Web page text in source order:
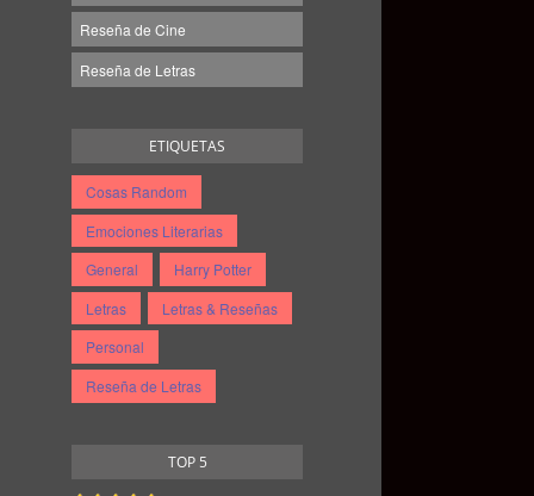
Reseña de Cine
Reseña de Letras
ETIQUETAS
Cosas Random
Emociones Literarias
General
Harry Potter
Letras
Letras & Reseñas
Personal
Reseña de Letras
TOP 5